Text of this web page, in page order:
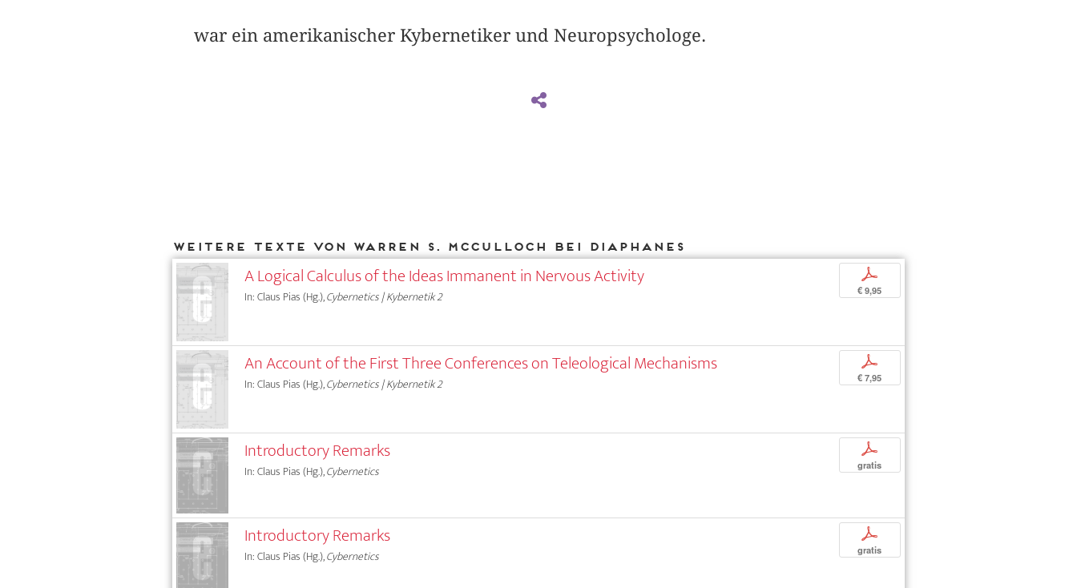
war ein amerikanischer Kybernetiker und Neuropsychologe.
Weitere Texte von Warren S. McCulloch bei DIAPHANES
A Logical Calculus of the Ideas Immanent in Nervous Activity
In: Claus Pias (Hg.),Cybernetics | Kybernetik 2
p
€ 9,95
An Account of the First Three Conferences on Teleological Mechanisms
In: Claus Pias (Hg.),Cybernetics | Kybernetik 2
p
€ 7,95
Introductory Remarks
In: Claus Pias (Hg.),Cybernetics
p
gratis
Introductory Remarks
In: Claus Pias (Hg.),Cybernetics
p
gratis